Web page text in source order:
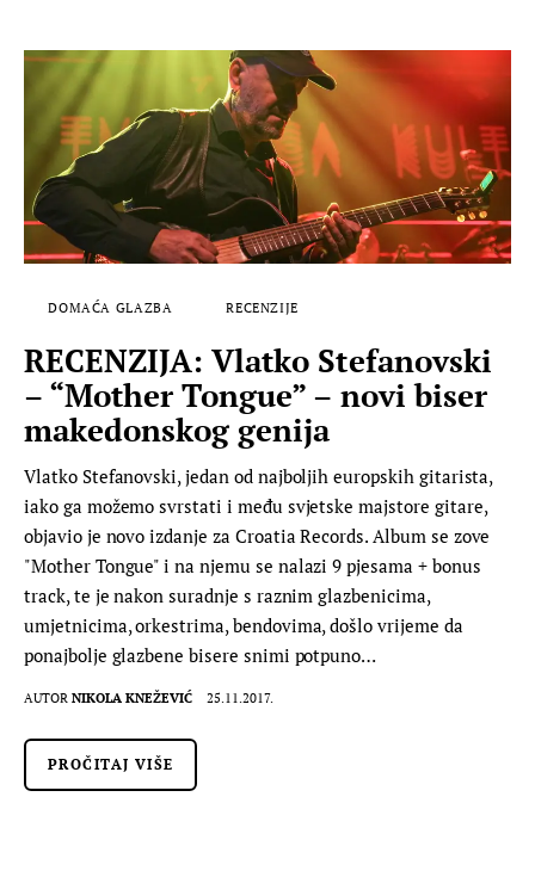
DOMAĆA GLAZBA RECENZIJE
RECENZIJA: Vlatko Stefanovski
– “Mother Tongue” – novi biser
makedonskog genija
Vlatko Stefanovski, jedan od najboljih europskih gitarista,
iako ga možemo svrstati i među svjetske majstore gitare,
objavio je novo izdanje za Croatia Records. Album se zove
"Mother Tongue" i na njemu se nalazi 9 pjesama + bonus
track, te je nakon suradnje s raznim glazbenicima,
umjetnicima, orkestrima, bendovima, došlo vrijeme da
ponajbolje glazbene bisere snimi potpuno…
AUTOR NIKOLA KNEŽEVIĆ 25.11.2017.
PROČITAJ VIŠE